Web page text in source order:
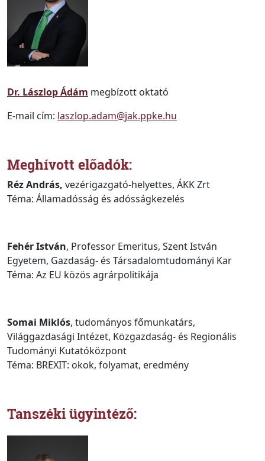
Dr. Lászlop Ádám megbízott oktató
E-mail cím: laszlop.adam@jak.ppke.hu
Meghívott előadók:
Réz András, vezérigazgató-helyettes, ÁKK Zrt
Téma: Államadósság és adósságkezelés
Fehér István, Professor Emeritus, Szent István
Egyetem, Gazdaság- és Társadalomtudományi Kar
Téma: Az EU közös agrárpolitikája
Somai Miklós, tudományos főmunkatárs,
Világgazdasági Intézet, Közgazdaság- és Regionális
Tudományi Kutatóközpont
Téma: BREXIT: okok, folyamat, eredmény
Tanszéki ügyintéző: